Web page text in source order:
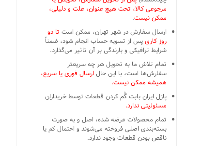
مرجوعی کالا، تحت هیچ عنوان، علت و دلیلی،
ممکن نیست.
ارسال سفارش در شهر تهران، ممکن است تا دو
روز کاریپس از تسویه حساب انجام شود، ضمناً
شرایط ترافیکی و بارندگی بر آن تاثیر می‌گذارد.
تمام تلاش ما به تحویل هر چه سریعتر
سفارش‌ها است، با این حالارسال فوری یا سریع،
همیشه ممکن نیست.
پازل ایران بابت گُم کردن قطعات توسط خریداران
مسئولیتی ندارد.
تمام محصولات عرضه شده، اصل و به صورت
بسته‌بندی اصلی فروخته می‌شوند و احتمال کم یا
ناقص بودن قطعات وجود ندارد.